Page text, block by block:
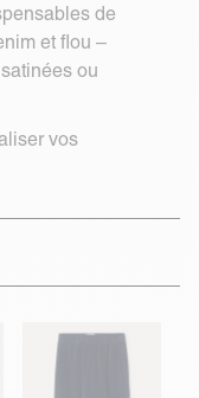
de
et flou –
ou
vos